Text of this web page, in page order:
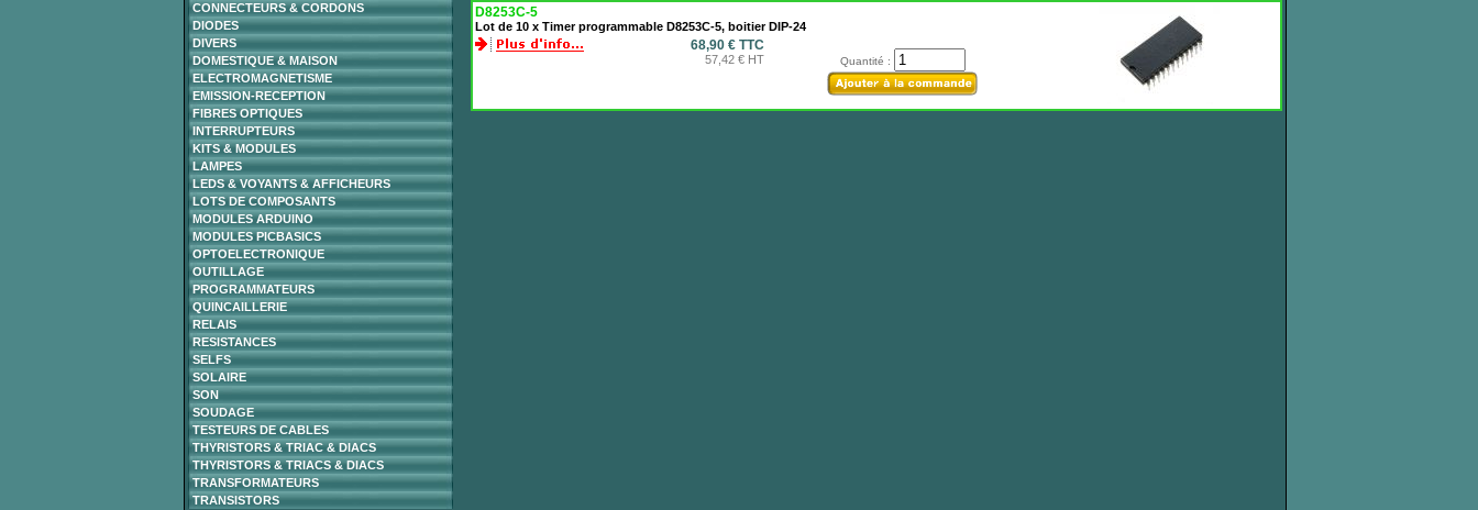
CONNECTEURS & CORDONS
DIODES
DIVERS
DOMESTIQUE & MAISON
ELECTROMAGNETISME
EMISSION-RECEPTION
FIBRES OPTIQUES
INTERRUPTEURS
KITS & MODULES
LAMPES
LEDS & VOYANTS & AFFICHEURS
LOTS DE COMPOSANTS
MODULES ARDUINO
MODULES PICBASICS
OPTOELECTRONIQUE
OUTILLAGE
PROGRAMMATEURS
QUINCAILLERIE
RELAIS
RESISTANCES
SELFS
SOLAIRE
SON
SOUDAGE
TESTEURS DE CABLES
THYRISTORS & TRIAC & DIACS
THYRISTORS & TRIACS & DIACS
TRANSFORMATEURS
TRANSISTORS
D8253C-5
Lot de 10 x Timer programmable D8253C-5, boitier DIP-24
68,90 € TTC
57,42 € HT Quantité :